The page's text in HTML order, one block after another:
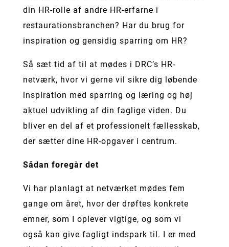
din HR-rolle af andre HR-erfarne i
restaurationsbranchen? Har du brug for
inspiration og gensidig sparring om HR?
Så sæt tid af til at mødes i DRC’s HR-
netværk, hvor vi gerne vil sikre dig løbende
inspiration med sparring og læring og høj
aktuel udvikling af din faglige viden. Du
bliver en del af et professionelt fællesskab,
der sætter dine HR-opgaver i centrum.
Sådan foregår det
Vi har planlagt at netværket mødes fem
gange om året, hvor der drøftes konkrete
emner, som I oplever vigtige, og som vi
også kan give fagligt indspark til. I er med